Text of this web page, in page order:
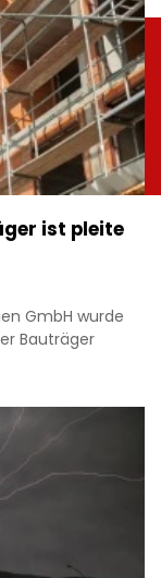
ist pleite
GmbH wurde
Bauträger